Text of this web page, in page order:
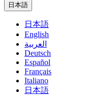
日本語
日本語
English
العربية
Deutsch
Español
Français
Italiano
日本語